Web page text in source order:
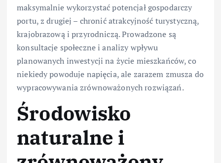
maksymalnie wykorzystać potencjał gospodarczy
portu, z drugiej – chronić atrakcyjność turystyczną,
krajobrazową i przyrodniczą. Prowadzone są
konsultacje społeczne i analizy wpływu
planowanych inwestycji na życie mieszkańców, co
niekiedy powoduje napięcia, ale zarazem zmusza do
wypracowywania zrównoważonych rozwiązań.
Środowisko
naturalne i